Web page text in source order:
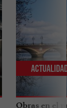
Obras en el